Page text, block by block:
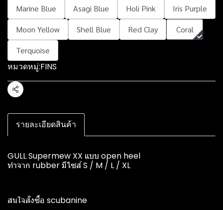
Marine Blue
Asagi Blue Holi Pink
Iris Purple
Moon Yellow
Shell Blue Red Clay
Coral
Terquoise
หมวดหมู่:FINS
แชร์
รายละเอียดสินค้า
GULL Supermew XX แบบ open heel
ทำจาก rubber มีไซส์ S / M / L / XL
สนใจสั่งซื้อ scubanine